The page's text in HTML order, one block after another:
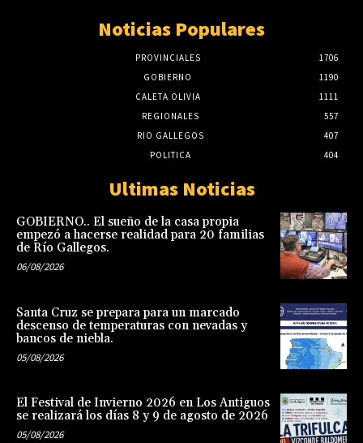
Noticias Populares
PROVINCIALES
1706
GOBIERNO
1190
CALETA OLIVIA
1111
REGIONALES
557
RIO GALLEGOS
407
POLITICA
404
Ultimas Noticias
GOBIERNO.. El sueño de la casa propia
empezó a hacerse realidad para 20 familias
de Río Gallegos.
06/08/2026
Santa Cruz se prepara para un marcado
descenso de temperaturas con nevadas y
bancos de niebla.
05/08/2026
El Festival de Invierno 2026 en Los Antiguos
se realizará los días 8 y 9 de agosto de 2026
05/08/2026